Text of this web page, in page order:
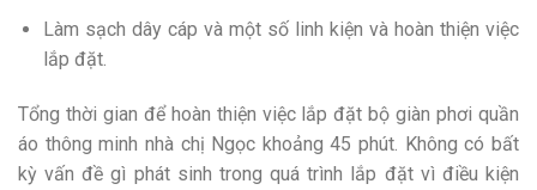
Làm sạch dây cáp và một số linh kiện và hoàn thiện việc
lắp đặt.
Tổng thời gian để hoàn thiện việc lắp đặt bộ giàn phơi quần
áo thông minh nhà chị Ngọc khoảng 45 phút. Không có bất
kỳ vấn đề gì phát sinh trong quá trình lắp đặt vì điều kiện